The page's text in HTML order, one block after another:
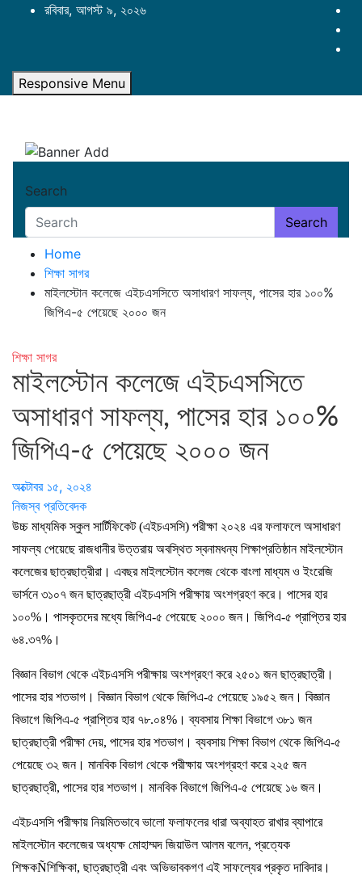
রবিবার, আগস্ট ৯, ২০২৬
Responsive Menu
Search
Search
Home
শিক্ষা সাগর
মাইলস্টোন কলেজে এইচএসসিতে অসাধারণ সাফল্য, পাসের হার ১০০%
জিপিএ-৫ পেয়েছে ২০০০ জন
শিক্ষা সাগর
মাইলস্টোন কলেজে এইচএসসিতে
অসাধারণ সাফল্য, পাসের হার ১০০%
জিপিএ-৫ পেয়েছে ২০০০ জন
অক্টোবর ১৫, ২০২৪
নিজস্ব প্রতিবেদক
উচ্চ মাধ্যমিক স্কুল সার্টিফিকেট (এইচএসসি) পরীক্ষা ২০২৪ এর ফলাফলে অসাধারণ
সাফল্য পেয়েছে রাজধানীর উত্তরায় অবস্থিত স্বনামধন্য শিক্ষাপ্রতিষ্ঠান মাইলস্টোন
কলেজের ছাত্রছাত্রীরা। এবছর মাইলস্টোন কলেজ থেকে বাংলা মাধ্যম ও ইংরেজি
ভার্সনে ৩১০৭ জন ছাত্রছাত্রী এইচএসসি পরীক্ষায় অংশগ্রহণ করে। পাসের হার
১০০%। পাসকৃতদের মধ্যে জিপিএ-৫ পেয়েছে ২০০০ জন। জিপিএ-৫ প্রাপ্তির হার
৬৪.৩৭%।
বিজ্ঞান বিভাগ থেকে এইচএসসি পরীক্ষায় অংশগ্রহণ করে ২৫০১ জন ছাত্রছাত্রী।
পাসের হার শতভাগ। বিজ্ঞান বিভাগ থেকে জিপিএ-৫ পেয়েছে ১৯৫২ জন। বিজ্ঞান
বিভাগে জিপিএ-৫ প্রাপ্তির হার ৭৮.০৪%। ব্যবসায় শিক্ষা বিভাগে ৩৮১ জন
ছাত্রছাত্রী পরীক্ষা দেয়, পাসের হার শতভাগ। ব্যবসায় শিক্ষা বিভাগ থেকে জিপিএ-৫
পেয়েছে ৩২ জন। মানবিক বিভাগ থেকে পরীক্ষায় অংশগ্রহণ করে ২২৫ জন
ছাত্রছাত্রী, পাসের হার শতভাগ। মানবিক বিভাগে জিপিএ-৫ পেয়েছে ১৬ জন।
এইচএসসি পরীক্ষায় নিয়মিতভাবে ভালো ফলাফলের ধারা অব্যাহত রাখার ব্যাপারে
মাইলস্টোন কলেজের অধ্যক্ষ মোহাম্মদ জিয়াউল আলম বলেন, প্রত্যেক
শিক্ষকÑশিক্ষিকা, ছাত্রছাত্রী এবং অভিভাবকগণ এই সাফল্যের প্রকৃত দাবিদার।